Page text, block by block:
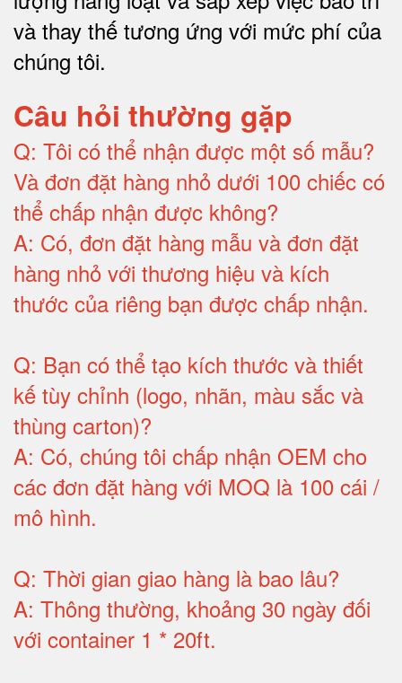
và thay thế tương ứng với mức phí của
chúng tôi.
Câu hỏi thường gặp
Q: Tôi có thể nhận được một số mẫu?
Và đơn đặt hàng nhỏ dưới 100 chiếc có
thể chấp nhận được không?
A: Có, đơn đặt hàng mẫu và đơn đặt
hàng nhỏ với thương hiệu và kích
thước của riêng bạn được chấp nhận.
Q: Bạn có thể tạo kích thước và thiết
kế tùy chỉnh (logo, nhãn, màu sắc và
thùng carton)?
A: Có, chúng tôi chấp nhận OEM cho
các đơn đặt hàng với MOQ là 100 cái /
mô hình.
Q: Thời gian giao hàng là bao lâu?
A: Thông thường, khoảng 30 ngày đối
với container 1 * 20ft.